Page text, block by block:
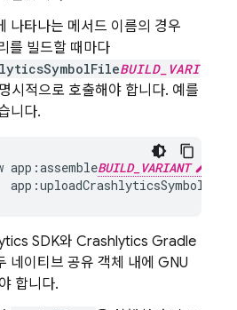
나타나는 메서드 이름의 경우
를 빌드할 때마다
BUILD_VARI
시적으로 호출해야 합니다. 예를
니다.
app :assembleBUILD_VARIANT
app :uploadCrashlyticsSymbolFile
SDK와 Crashlytics Gradle
네이티브 공유 객체 내에 GNU
합니다.